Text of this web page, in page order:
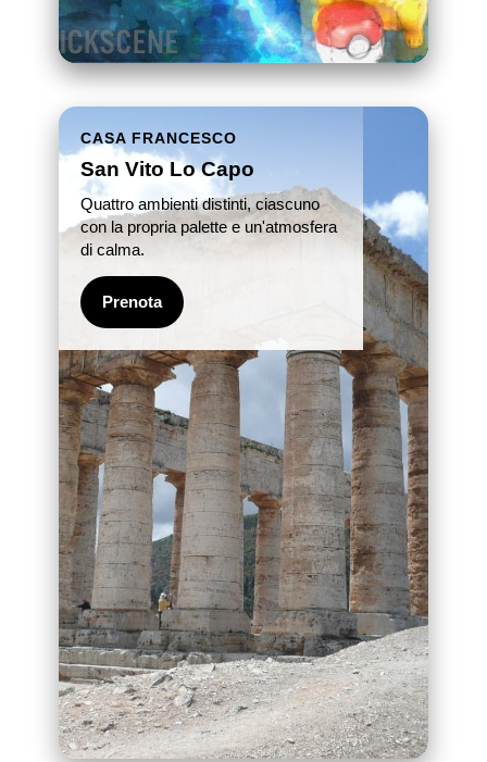
CASA FRANCESCO
San Vito Lo Capo
Quattro ambienti distinti, ciascuno
con la propria palette e un'atmosfera
di calma.
Prenota